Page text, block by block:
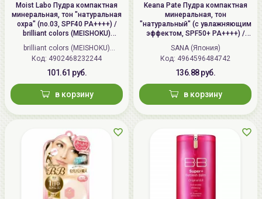
Moist Labo Пудра компактная
минеральная, тон "натуральная
охра" (no.03, SPF40 PA++++) /
brilliant colors (MEISHOKU)
MOISTO-LABO BB MINERAL
POWDER
brilliant colors (MEISHOKU)
(Япония)
Код: 4902468232244
101.61 руб.
в корзину
Keana Pate Пудра компактная
минеральная, тон
"натуральный" (с увлажняющим
эффектом, SPF50+ PA++++) /
SANA PORE PUTTY BB Mineral
Powder
SANA (Япония)
Код: 4964596484742
136.88 руб.
в корзину